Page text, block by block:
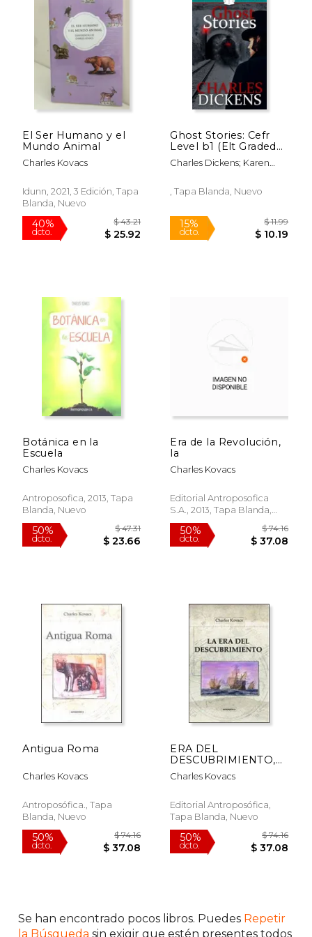
15%
dcto.
$ 18.19
$ 15.46
40%
dcto.
$
$
El Ser Humano y el
Mundo Animal
Charles Kovacs
Idunn, 2021, 3 Edición, Tapa
Blanda, Nuevo
40%
dcto.
Ghost Stories: Cefr
Level b1 (Elt Graded
Reader) (en Inglés)
Charles Dickens; Karen
, Tapa Blanda, Nuevo
15%
dcto.
Botánica en la
Escuela
Charles Kovacs
Antroposofica, 2013, Tapa
Blanda, Nuevo
Era de la Revolución,
la
Charles Kovacs
Editorial Antroposofica
S.A., 2013, Tapa Blanda,
Nuevo
Antigua Roma
Charles Kovacs
Antroposófica., Tapa
Blanda, Nuevo
ERA DEL
DESCUBRIMIENTO,
LA
Charles Kovacs
Editorial Antroposófica,
Tapa Blanda, Nuevo
Se han encontrado pocos libros. Puedes Repetir
la Búsqueda sin exigir que estén presentes todos